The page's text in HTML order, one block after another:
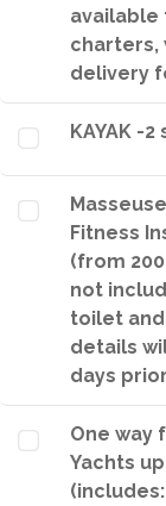
available
charters,
delivery
KAYAK -
Fitness
(from
not
toilet
details
days
One way
Yachts